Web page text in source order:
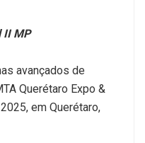
II MP
avançados de
Querétaro Expo &
em Querétaro,